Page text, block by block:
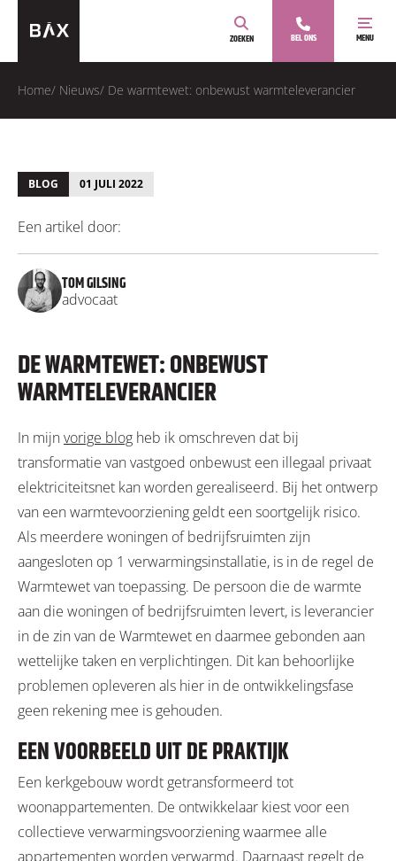
ZOEKEN BEL ONS MENU
Home/ Nieuws/ De warmtewet: onbewust warmteleverancier
BLOG 01 JULI 2022
Een artikel door:
TOM GILSING
advocaat
DE WARMTEWET: ONBEWUST
WARMTELEVERANCIER
In mijnvorige blog heb ik omschreven dat bij
transformatie van vastgoed onbewust een illegaal privaat
elektriciteitsnet kan worden gerealiseerd. Bij het ontwerp
van een warmtevoorziening geldt een soortgelijk risico.
Als meerdere woningen of bedrijfsruimten zijn
aangesloten op 1 verwarmingsinstallatie, is in de regel de
Warmtewet van toepassing. De persoon die de warmte
aan die woningen of bedrijfsruimten levert, is leverancier
in de zin van de Warmtewet en daarmee gebonden aan
wettelijke taken en verplichtingen. Dit kan behoorlijke
problemen opleveren als hier in de ontwikkelingsfase
geen rekening mee is gehouden.
EEN VOORBEELD UIT DE PRAKTIJK
Een kerkgebouw wordt getransformeerd tot
woonappartementen. De ontwikkelaar kiest voor een
collectieve verwarmingsvoorziening waarmee alle
appartementen worden verwarmd. Daarnaast regelt de